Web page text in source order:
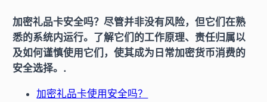
加密礼品卡安全吗？尽管并非没有风险，但它们在熟
悉的系统内运行。了解它们的工作原理、责任归属以
及如何谨慎使用它们，使其成为日常加密货币消费的
安全选择。.
加密礼品卡使用安全吗？